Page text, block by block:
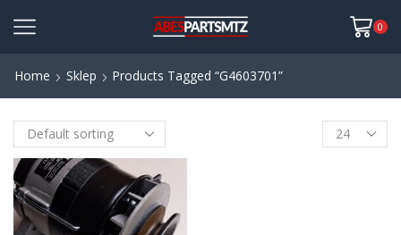
0
Home Sklep Products Tagged “G4603701”